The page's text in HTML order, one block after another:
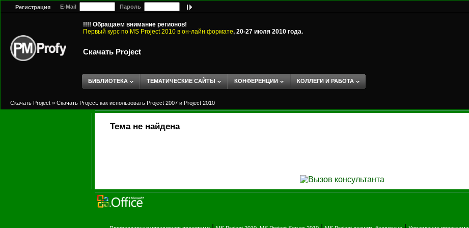
Регистрация E-Mail Пароль
!!!! Обращаем внимание регионов!
Первый курс по MS Project 2010 в он-лайн формате, 20-27 июля 2010 года.
Скачать Project
БИБЛИОТЕКА ТЕМАТИЧЕСКИЕ САЙТЫ КОНФЕРЕНЦИИ КОЛЛЕГИ И РАБОТА
Скачать Project » Скачать Project: как использовать Project 2007 и Project 2010
Тема не найдена